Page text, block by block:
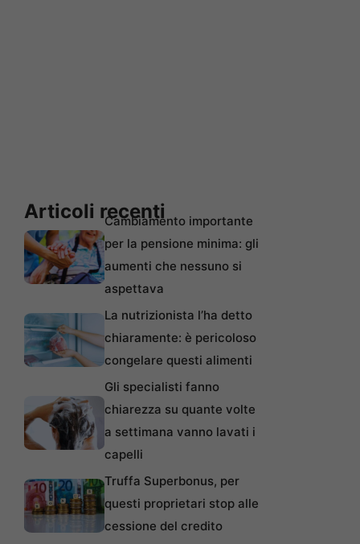
Articoli recentiCambiamento importante
per la pensione minima: gli
aumenti che nessuno si
aspettava
La nutrizionista l’ha detto
chiaramente: è pericoloso
congelare questi alimenti
Gli specialisti fanno
chiarezza su quante volte
a settimana vanno lavati i
capelli
Truffa Superbonus, per
questi proprietari stop alle
cessione del credito